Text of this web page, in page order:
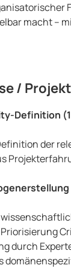
macht –
/
Definition
der
durch